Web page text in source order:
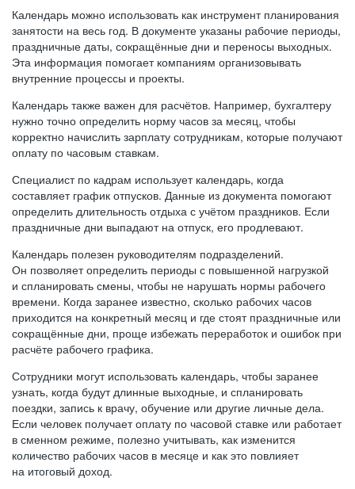
Календарь можно использовать как инструмент планирования
занятости на весь год. В документе указаны рабочие периоды,
праздничные даты, сокращённые дни и переносы выходных.
Эта информация помогает компаниям организовывать
внутренние процессы и проекты.
Календарь также важен для расчётов. Например, бухгалтеру
нужно точно определить норму часов за месяц, чтобы
корректно начислить зарплату сотрудникам, которые получают
оплату по часовым ставкам.
Специалист по кадрам использует календарь, когда
составляет график отпусков. Данные из документа помогают
определить длительность отдыха с учётом праздников. Если
праздничные дни выпадают на отпуск, его продлевают.
Календарь полезен руководителям подразделений.
Он позволяет определить периоды с повышенной нагрузкой
и спланировать смены, чтобы не нарушать нормы рабочего
времени. Когда заранее известно, сколько рабочих часов
приходится на конкретный месяц и где стоят праздничные или
сокращённые дни, проще избежать переработок и ошибок при
расчёте рабочего графика.
Сотрудники могут использовать календарь, чтобы заранее
узнать, когда будут длинные выходные, и спланировать
поездки, запись к врачу, обучение или другие личные дела.
Если человек получает оплату по часовой ставке или работает
в сменном режиме, полезно учитывать, как изменится
количество рабочих часов в месяце и как это повлияет
на итоговый доход.